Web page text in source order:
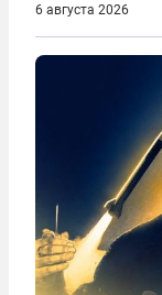
6 августа 2026